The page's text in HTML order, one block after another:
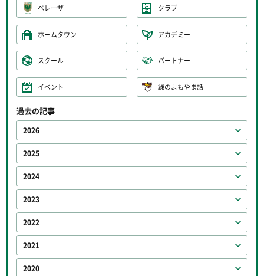
ベレーザ クラブ
ホームタウン アカデミー
スクール パートナー
イベント 緑のよもやま話
過去の記事
2026
2025
2024
2023
2022
2021
2020